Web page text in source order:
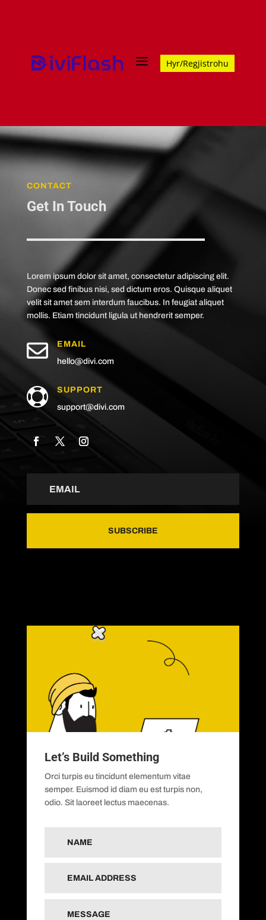
a Hyr/Regjistrohu
CONTACT
Get In Touch
Lorem ipsum dolor sit amet, consectetur adipiscing elit.
Donec sed finibus nisi, sed dictum eros. Quisque aliquet
velit sit amet sem interdum faucibus. In feugiat aliquet
mollis. Etiam tincidunt ligula ut hendrerit semper.

EMAIL
hello@divi.com

SUPPORT
support@divi.com
SUBSCRIBE
Let’s Build Something
Orci turpis eu tincidunt elementum vitae
semper. Euismod id diam eu est turpis non,
odio. Sit laoreet lectus maecenas.